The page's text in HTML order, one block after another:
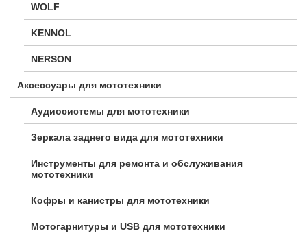
WOLF
KENNOL
NERSON
Аксессуары для мототехники
Аудиосистемы для мототехники
Зеркала заднего вида для мототехники
Инструменты для ремонта и обслуживания
мототехники
Кофры и канистры для мототехники
Мотогарнитуры и USB для мототехники